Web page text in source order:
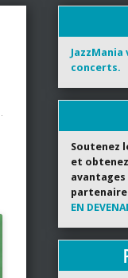
concerts.
Soutenez
et
avantages
EN